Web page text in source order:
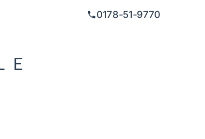
0178-51-9770